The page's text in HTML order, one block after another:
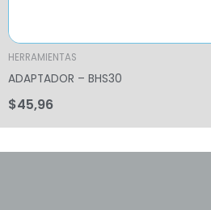
HERRAMIENTAS
ADAPTADOR – BHS30
$45,96